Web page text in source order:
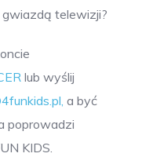
gwiazdą telewizji?
lub wyślij
, a być
poprowadzi
KIDS.